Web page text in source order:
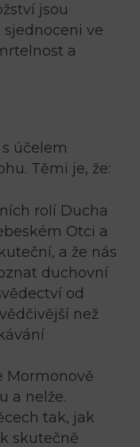
jsou
ve
a
účelem
Těmi je, že:
rolí Ducha
Otci a
a že nás
duchovní
od
než
Mormonově
a nelže.
tak, jak
skutečně